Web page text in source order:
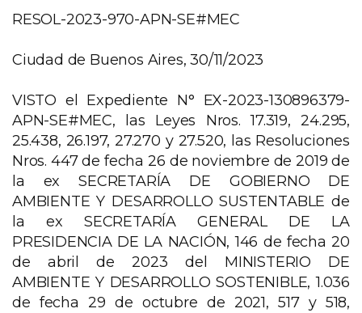
RESOL-2023-970-APN-SE#MEC
Ciudad de Buenos Aires, 30/11/2023
VISTO el Expediente N° EX-2023-130896379-
APN-SE#MEC, las Leyes Nros. 17.319, 24.295,
25.438, 26.197, 27.270 y 27.520, las Resoluciones
Nros. 447 de fecha 26 de noviembre de 2019 de
la ex SECRETARÍA DE GOBIERNO DE
AMBIENTE Y DESARROLLO SUSTENTABLE de
la ex SECRETARÍA GENERAL DE LA
PRESIDENCIA DE LA NACIÓN, 146 de fecha 20
de abril de 2023 del MINISTERIO DE
AMBIENTE Y DESARROLLO SOSTENIBLE, 1.036
de fecha 29 de octubre de 2021, 517 y 518,